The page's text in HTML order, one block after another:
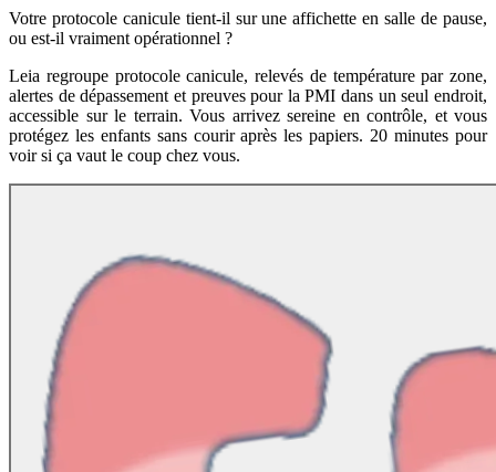
Votre protocole canicule tient-il sur une affichette en salle de pause,
ou est-il vraiment opérationnel ?
Leia regroupe protocole canicule, relevés de température par zone,
alertes de dépassement et preuves pour la PMI dans un seul endroit,
accessible sur le terrain. Vous arrivez sereine en contrôle, et vous
protégez les enfants sans courir après les papiers. 20 minutes pour
voir si ça vaut le coup chez vous.